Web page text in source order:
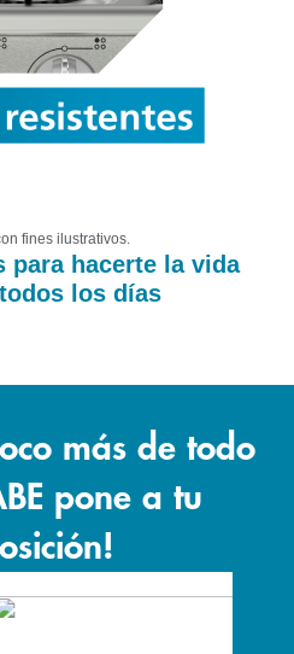
fines ilustrativos.
para hacerte la vida
los días
más de todo
pone a tu